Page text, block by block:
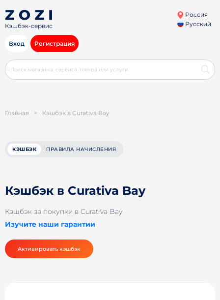
Кэшбэк-сервис
Россия
Русский
Вход Регистрация
Главная > Кэшбэк в Curativa Bay
КЭШБЭК ПРАВИЛА НАЧИСЛЕНИЯ
Кэшбэк в Curativa Bay
Кэшбэк за покупки в Curativa Bay
Изучите наши гарантии
Активировать кэшбэк